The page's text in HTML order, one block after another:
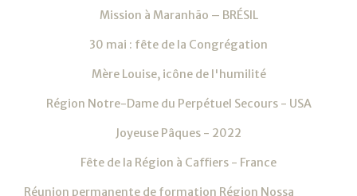
Mission à Maranhão – BRÉSIL
30 mai : fête de la Congrégation
Mère Louise, icône de l'humilité
Région Notre-Dame du Perpétuel Secours - USA
Joyeuse Pâques - 2022
Fête de la Région à Caffiers - France
Réunion permanente de formation Région Nossa